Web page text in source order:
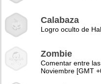
Calabaza
Logro oculto de
Zombie
Comentar entre
Noviembre [GMT